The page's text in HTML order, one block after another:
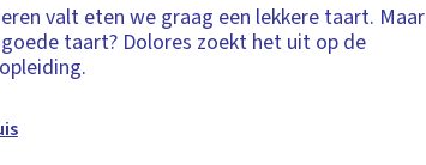
valt eten we graag een lekkere taart. Maar
taart? Dolores zoekt het uit op de